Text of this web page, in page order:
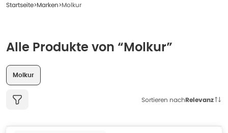
Startseite Marken Molkur
Alle Produkte von “Molkur”
Molkur
Sortieren nachRelevanz